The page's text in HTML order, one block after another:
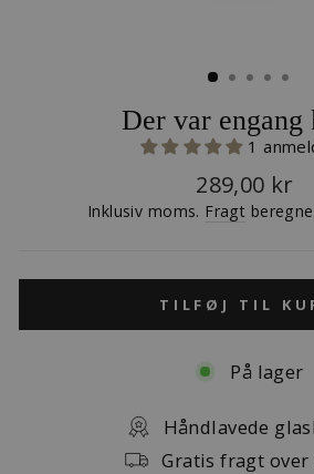
Der var engang
1
Normalpris
289,00 kr
Inklusiv moms. Fragt
TILFØJ TIL
På lager
Håndlavede
Gratis fragt over